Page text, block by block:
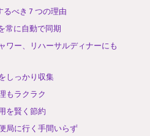
るべき 7 つの理由
常に自動で同期
ワー、リハーサルディナーにも
しっかり収集
もラクラク
を賢く節約
局に行く手間いらず